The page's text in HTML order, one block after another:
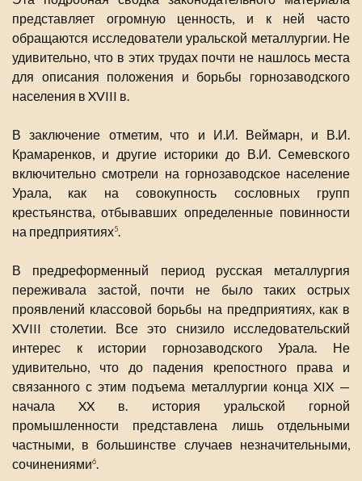
представляет огромную ценность, и к ней часто
обращаются исследователи уральской металлургии. Не
удивительно, что в этих трудах почти не нашлось места
для описания положения и борьбы горнозаводского
населения в XVIII в.
В заключение отметим, что и И.И. Веймарн, и В.И.
Крамаренков, и другие историки до В.И. Семевского
включительно смотрели на горнозаводское население
Урала, как на совокупность сословных групп
крестьянства, отбывавших определенные повинности
на предприятиях5.
В предреформенный период русская металлургия
переживала застой, почти не было таких острых
проявлений классовой борьбы на предприятиях, как в
XVIII столетии. Все это снизило исследовательский
интерес к истории горнозаводского Урала. Не
удивительно, что до падения крепостного права и
связанного с этим подъема металлургии конца XIX —
начала XX в. история уральской горной
промышленности представлена лишь отдельными
частными, в большинстве случаев незначительными,
сочинениями6.